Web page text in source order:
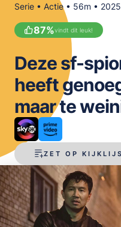
Serie • Actie • 56m • 2025
87%vindt dit leuk!
ZET OP
Deze sf-
heeft
maar te